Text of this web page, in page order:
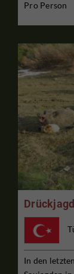
Pro Person
In den